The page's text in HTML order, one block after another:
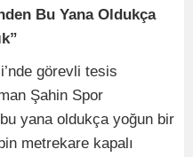
Bu Yana Oldukça
görevli tesis
Şahin Spor
yana oldukça yoğun bir
metrekare kapalı